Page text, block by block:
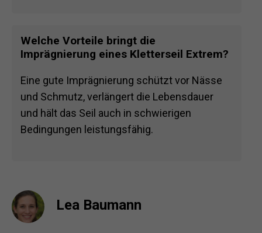
Welche Vorteile bringt die
Imprägnierung eines Kletterseil Extrem?
Eine gute Imprägnierung schützt vor Nässe
und Schmutz, verlängert die Lebensdauer
und hält das Seil auch in schwierigen
Bedingungen leistungsfähig.
Lea Baumann